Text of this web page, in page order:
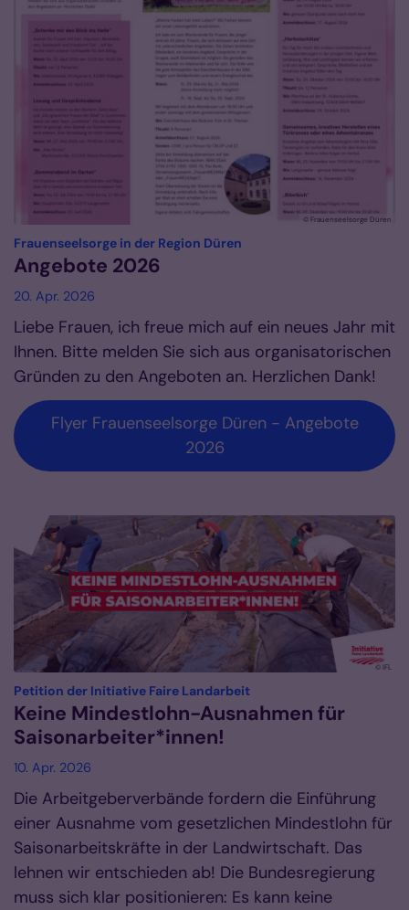
© Frauenseelsorge Düren
Frauenseelsorge in der Region Düren
Angebote 2026
20. Apr. 2026
Liebe Frauen, ich freue mich auf ein neues Jahr mit
Ihnen. Bitte melden Sie sich aus organisatorischen
Gründen zu den Angeboten an. Herzlichen Dank!
Flyer Frauenseelsorge Düren - Angebote
2026
© IFL
Petition der Initiative Faire Landarbeit:
Keine Mindestlohn-Ausnahmen für
Saisonarbeiter*innen!
10. Apr. 2026
Die Arbeitgeberverbände fordern die Einführung
einer Ausnahme vom gesetzlichen Mindestlohn für
Saisonarbeitskräfte in der Landwirtschaft. Das
lehnen wir entschieden ab! Die Bundesregierung
muss sich klar positionieren: Es kann keine